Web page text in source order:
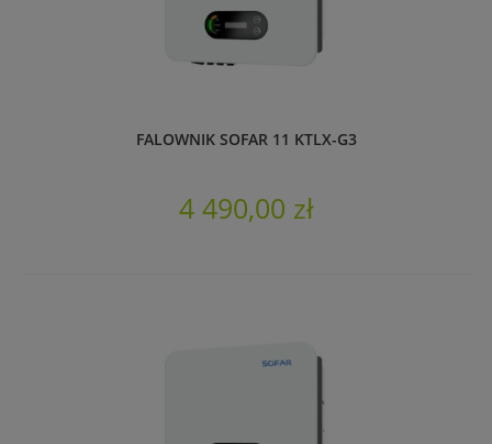
FALOWNIK SOFAR 11 KTLX-G3
4 490,00 zł